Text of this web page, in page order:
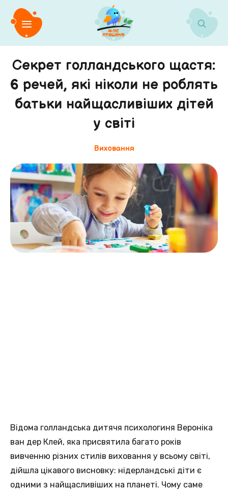
Секрет голландського щастя:
6 речей, які ніколи не роблять
батьки найщасливіших дітей
у світі
Виховання
Відома голландська дитячя психологиня Вероніка
ван дер Клей, яка присвятила багато років
вивченню різних стилів виховання у всьому світі,
дійшла цікавого висновку: нідерландські діти є
одними з найщасливіших на планеті. Чому саме